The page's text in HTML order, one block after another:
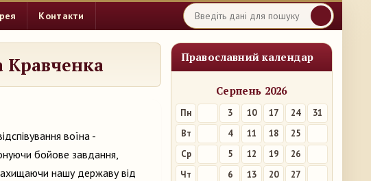
Контакти
Православний календар
Серпень 2026
Пн 3 10 17 24
31
Вт
4 11 18
25
Ср
5 12 19
26
Чт
6 13 20
27
Кравченка
воїна -
бойове завдання,
захищаючи нашу державу від